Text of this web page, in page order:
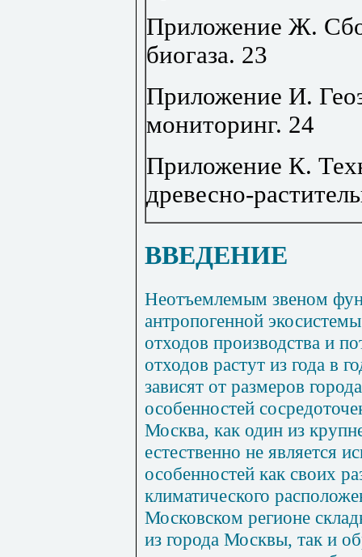
Приложение Ж.
биогаза. 23
Приложение И.
мониторинг. 24
Приложение К.
древесно-
ВВЕДЕНИЕ
Неотъемлемым звеном
антропогенной
отходов производства и
отходов растут из года в
зависят от размеров
особенностей
Москва, как один из
естественно не является
особенностей как своих
климатического
Московском регионе
из города Москвы, так и